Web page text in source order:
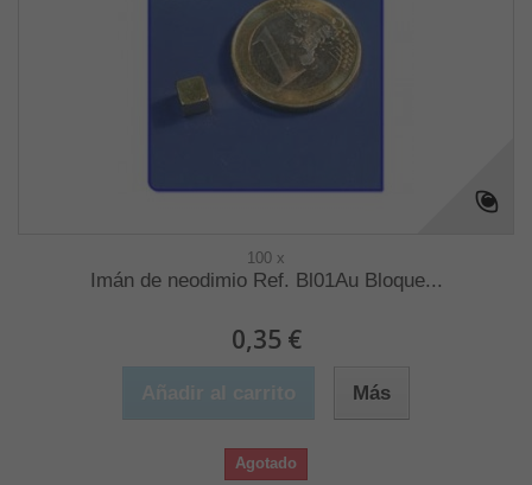
100 x
Imán de neodimio Ref. Bl01Au Bloque...
0,35 €
Más
Agotado